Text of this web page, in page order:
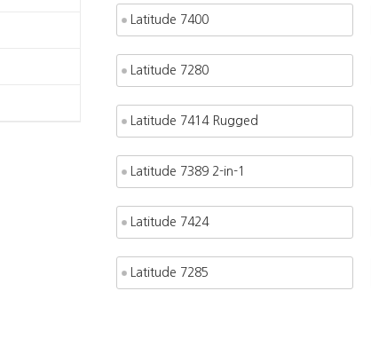
Latitude 7400
Latitude 7280
Latitude 7414 Rugged
Latitude 7389 2-in-1
Latitude 7424
Latitude 7285